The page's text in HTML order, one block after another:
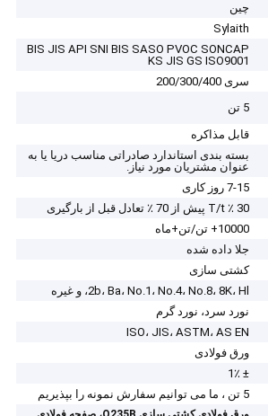
چین
Sylaith
BIS JIS API SNI BIS SASO PVOC SONCAP
KS JIS GS ISO9001
سری 200/300/400
5 تن
قابل مذاکره
بسته بندی استاندارد صادراتی مناسب دریا یا به
عنوان مشتریان مورد نیاز.
7-15 روز کاری
30 ٪ T/t پیش از 70 ٪ تعادل قبل از بارگیری
10000+ تن/تن+ماه
جلا داده شده
کشتی سازی
2b، Ba، No.1، No.4، No.8، 8K، Hl، و غیره
نورد سرد، نورد گرم
ISO، JIS، ASTM، AS EN
ورق فولادی
± 1٪
5 تن ، ما می توانیم سفارش نمونه را بپذیریم